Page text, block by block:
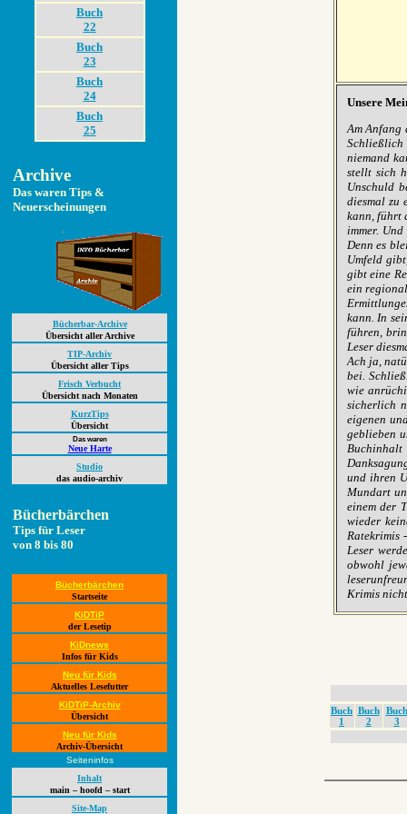
Buch
22
Buch
23
Buch
24
Buch
25
Archive
Das waren Tips &
Neuerscheinungen
Bücherbar-Archive
Übersicht aller Archive
TIP-Archiv
Übersicht aller Tips
Frisch Verbucht
Übersicht nach Monaten
KurzTips
Übersicht
Das waren
Neue Harte
Studio
das audio-archiv
Bücherbärchen
Tips für Leser
von 8 bis 80
Bücherbärchen
Startseite
KiDTiP
der Lesetip
KiDnews
Infos für Kids
Neu für Kids
Aktuelles Lesefutter
KiDTiP-Archiv
Übersicht
Neu für Kids
Archiv-Übersicht
Seiteninfos
Inhalt
main – hoofd – start
Site-Map
Unsere
Am Anfang
Schließlich
niemand
stellt sich
Unschuld
diesmal zu
kann, führt
immer.
Denn es
Umfeld
gibt eine
ein
kann. In
führen,
Leser
Ach ja,
bei.
wie
sicherlich
eigenen
geblieben
und ihren
Mundart
einem der
wieder
Ratekrimis
Leser
obwohl
Krimis
Buch
1
Buch
2
Buch
3